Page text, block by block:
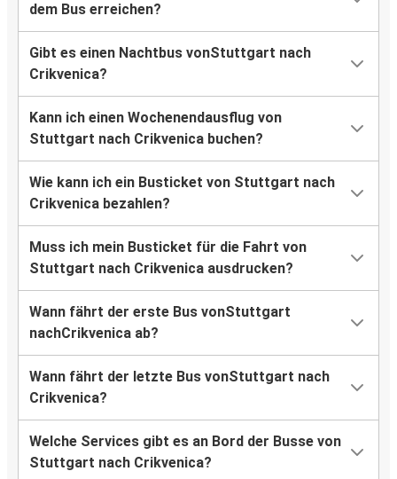
dem Bus erreichen?
Gibt es einen Nachtbus vonStuttgart nach
Crikvenica?
Kann ich einen Wochenendausflug von
Stuttgart nach Crikvenica buchen?
Wie kann ich ein Busticket von Stuttgart nach
Crikvenica bezahlen?
Muss ich mein Busticket für die Fahrt von
Stuttgart nach Crikvenica ausdrucken?
Wann fährt der erste Bus vonStuttgart
nachCrikvenica ab?
Wann fährt der letzte Bus vonStuttgart nach
Crikvenica?
Welche Services gibt es an Bord der Busse von
Stuttgart nach Crikvenica?